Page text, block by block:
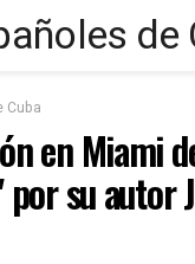
Cuba
en Miami
su autor